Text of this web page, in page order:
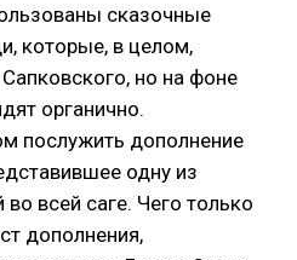
сказочные
которые, в целом,
но на фоне
органично.
послужить дополнение
одну из
всей саге. Чего только
дополнения,